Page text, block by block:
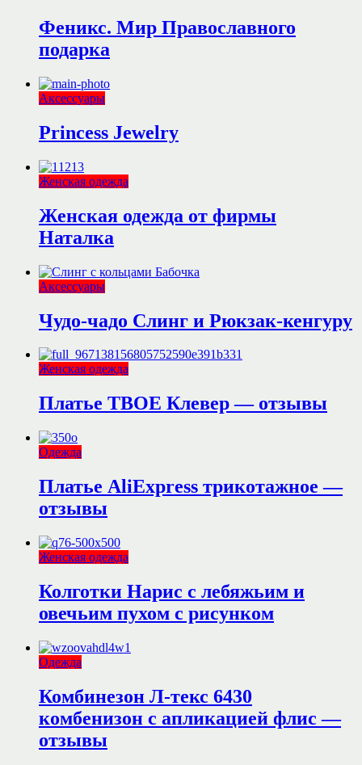
Феникс. Мир Православного
подарка
Аксессуары
Princess Jewelry
Женская одежда
Женская одежда от фирмы
Наталка
Аксессуары
Чудо-чадо Слинг и Рюкзак-кенгуру
Женская одежда
Платье ТВОЕ Клевер — отзывы
Одежда
Платье AliExpress трикотажное —
отзывы
Женская одежда
Колготки Нарис с лебяжьим и
овечьим пухом с рисунком
Одежда
Комбинезон Л-текс 6430
комбенизон с апликацией флис —
отзывы